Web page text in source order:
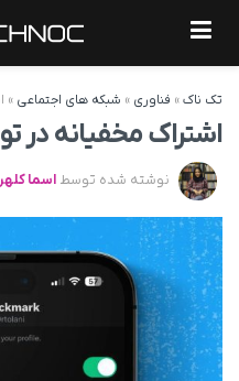
تک ناک» فناوری » شبکه های اجتماعی »
اشتراک مخفیانه در
نوشته شده توسط اسما کلهر